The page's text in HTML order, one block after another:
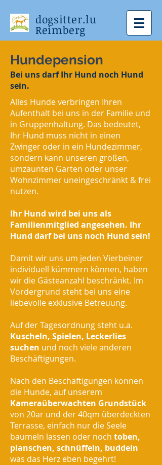
dogsitter.lu
Reimberg
Hundepension
Bei uns darf Ihr Hund noch Hund
sein.
Alles Hunde verbringen Ihren
Aufenthalt bei uns in der Familie und
in Gruppenhaltung. Das bedeutet,
Ihr Hund muss nicht in einen
Zwinger oder in ein Hundezimmer,
sondern kann unseren großen,
umzäunten Garten oder unser
Wohnzimmer uneingeschränkt & frei
nutzen.
Ihr Hund wird bei uns als
Familienmitglied angesehen. Ihr
Hund darf bei uns noch Hund sein!
Damit wir uns um jeden Vierbeiner
individuell kümmern können, haben
wir die Gästeanzahl beschränkt. Im
Vordergrund steht bei uns eine
liebevolle exklusive Betreuung.
Auf der Tagesordnung steht u.a.
Kuscheln, Spielen, Leckerlies
suchen und noch viele anderen
Beschäftigungen.
Nach den Beschäftigungen können
die Hunde, auf unserem
Kameraüberwachten Grundstück
von 20ar und der 40qm überdeckten
Terrasse, einfach nur die Seele
baumeln lassen oder noch toben,
planschen, schnüffeln, buddeln
was das Herz eben begehrt!